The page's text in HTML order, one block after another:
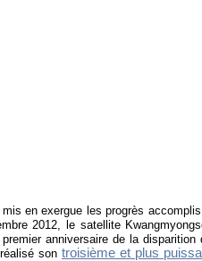
en exergue les progrès
2012, le satellite
anniversaire de la
son troisième et plus